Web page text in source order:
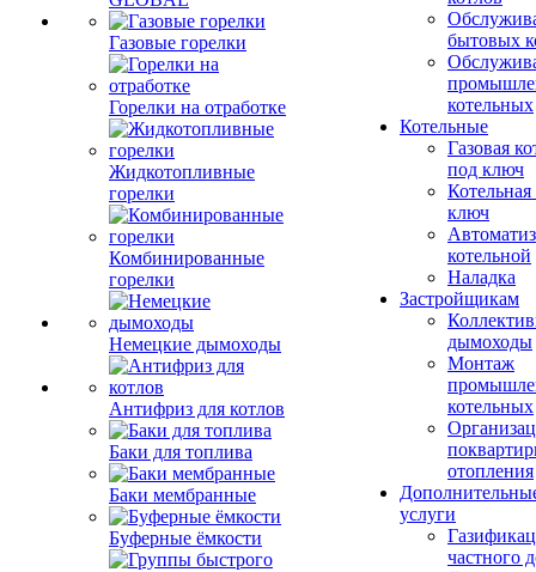
Газовые горелки
Горелки на отработке
Жидкотопливные
горелки
Комбинированные
горелки
Немецкие дымоходы
Антифриз для котлов
Баки для топлива
Баки мембранные
Буферные ёмкости
бытовых
котельных
Котельные
Газовая
под ключ
ключ
котельной
Наладка
Застройщикам
дымоходы
Монтаж
котельных
отопления
услуги
частного